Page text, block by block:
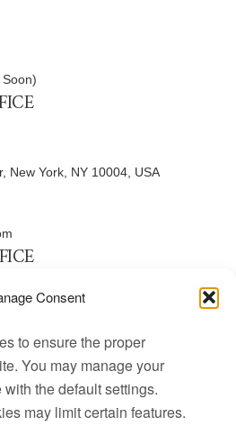
Consent
to ensure the proper
You may manage your
the default settings.
may limit certain features.
New York, NY 10004, USA